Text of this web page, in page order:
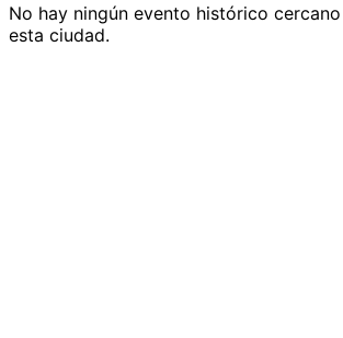
No hay ningún evento histórico
esta ciudad.